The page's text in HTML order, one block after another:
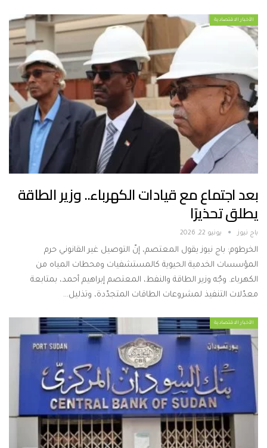
الأخبار الاقتصادية
بعد اجتماع مع قيادات الكهرباء.. وزير الطاقة
يطلق تحذيرًا
باج نيوز يونيو 22, 2026
الخرطوم: باج نيوز يقول المعتصم، إنّ التوصيل غير القانوني حرم
المؤسسات الخدمية الحيوية كالمستشفيات ومحطات المياه من
الكهرباء. وجّه وزير الطاقة والنفط، المعتصم إبراهيم أحمد، بمتابعة
معدّلات التنفيذ لمشروعات الطاقات المتجدّدة، وتذليل…
الأخبار الاقتصادية